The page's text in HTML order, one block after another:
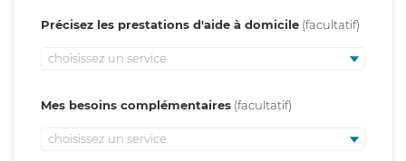
Précisez les prestations d'aide à domicile
choisissez un service
Mes besoins complémentaires
choisissez un service